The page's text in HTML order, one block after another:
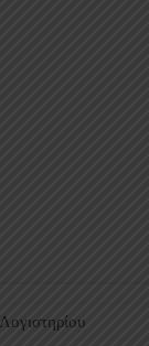
για γέμισμα